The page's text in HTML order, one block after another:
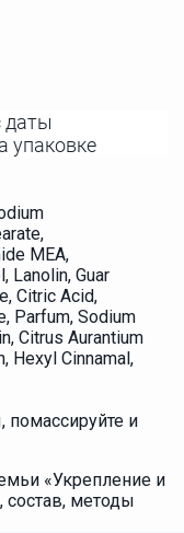
даты
упаковке
MEA,
Lanolin, Guar
Citric Acid,
Parfum, Sodium
Citrus Aurantium
Hexyl Cinnamal,
и
«Укрепление и
состав, методы